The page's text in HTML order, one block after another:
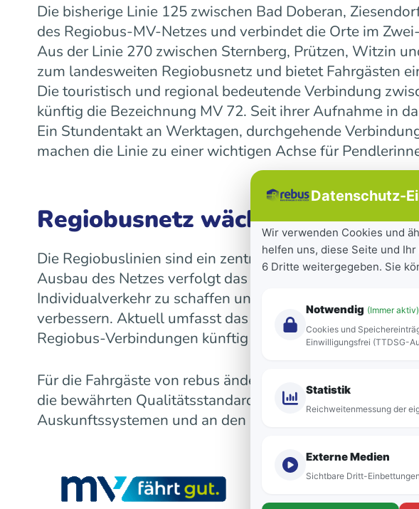
Die bisherige Linie 125 zwischen Bad Doberan,
des Regiobus-MV-Netzes und verbindet die Orte im
Aus der Linie 270 zwischen Sternberg, Prützen, Witzin
zum landesweiten Regiobusnetz und bietet Fahrgästen
Die touristisch und regional bedeutende Verbindung
künftig die Bezeichnung MV 72. Seit ihrer Aufnahme in
Ein Stundentakt an Werktagen, durchgehende
machen die Linie zu einer wichtigen Achse für
Regiobusnetz wächst
Die Regiobuslinien sind ein zentraler Bestandteil der
Ausbau des Netzes verfolgt das Land das Ziel, Städte
Individualverkehr zu schaffen und die Mobilität für
verbessern. Aktuell umfasst das landesweite Netz 16
Regiobus-Verbindungen künftig auf einen Blick zu
Für die Fahrgäste von rebus ändert sich mit der
die bewährten Qualitätsstandards bleiben bestehen.
Auskunftssystemen und an den Fahrzeugen sichtbar sein.
Datenschutz-
Wir verwenden Cookies und
helfen uns, diese Seite und
6 Dritte weitergegeben. Sie
Notwendig (Immer aktiv)
Cookies und
Einwilligungsfrei (TTDSG-
Statistik
Reichweitenmessung der
Externe Medien
Sichtbare Dritt-